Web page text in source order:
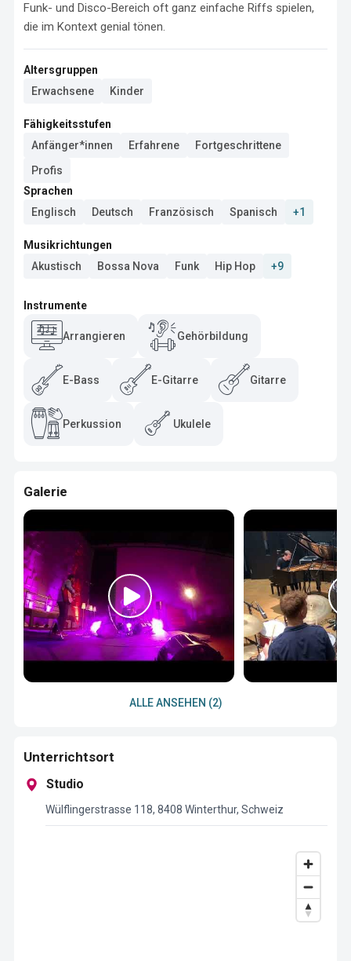
Funk- und Disco-Bereich oft ganz einfache Riffs spielen,
die im Kontext genial tönen.
Altersgruppen
Erwachsene
Kinder
Fähigkeitsstufen
Anfänger*innen
Erfahrene
Fortgeschrittene
Profis
Sprachen
Englisch
Deutsch Französisch Spanisch +1
Musikrichtungen
Akustisch
Bossa Nova Funk Hip Hop +9
Instrumente
Arrangieren Gehörbildung
E-Bass E-Gitarre Gitarre
Perkussion Ukulele
Galerie
ALLE ANSEHEN (2)
Unterrichtsort
Studio
Wülflingerstrasse 118, 8408 Winterthur, Schweiz